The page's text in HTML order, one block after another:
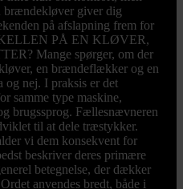
brændekløver giver dig
på afslapning frem for
PÅ EN KLØVER,
Mange spørger, om der
en brændeflækker og en
og nej. I praksis er det
samme type maskine,
brugssprog. Fællesnævneren
til at dele træstykker.
vi dem konsekvent for
beskriver deres primære
betegnelse, der dækker
anvendes bredt, både i